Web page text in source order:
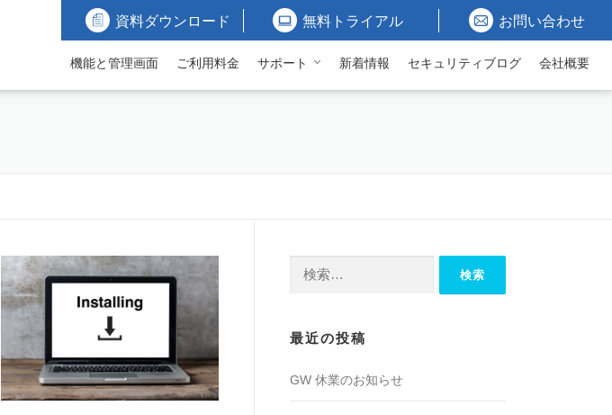
資料ダウンロード 無料トライアル お問い合わせ
機能と管理画面 ご利用料金 サポート 新着情報 セキュリティブログ 会社概要
最近の投稿
GW 休業のお知らせ